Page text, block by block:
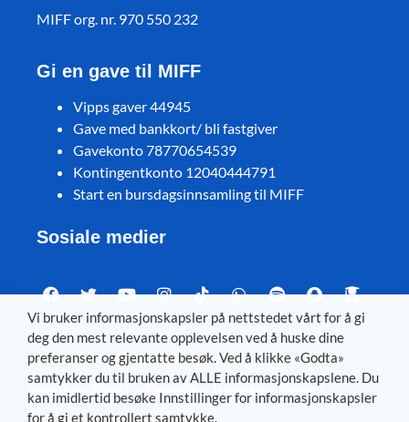
MIFF org. nr. 970 550 232
Gi en gave til MIFF
Vipps gaver 44945
Gave med bankkort/ bli fastgiver
Gavekonto 78770654539
Kontingentkonto 12040444791
Start en bursdagsinnsamling til MIFF
Sosiale medier
Visit MIFF in other languages
Svenska– Dansk–Deutsch–Íslenska–English
Vi bruker informasjonskapsler på nettstedet vårt for å gi
deg den mest relevante opplevelsen ved å huske dine
preferanser og gjentatte besøk. Ved å klikke «Godta»
samtykker du til bruken av ALLE informasjonskapslene. Du
kan imidlertid besøke Innstillinger for informasjonskapsler
for å gi et kontrollert samtykke.